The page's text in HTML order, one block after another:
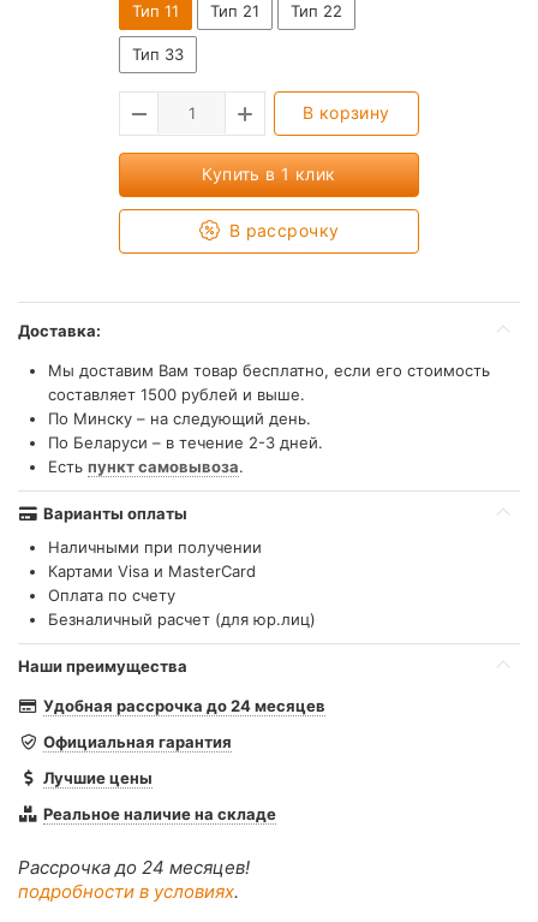
Тип 11
Тип 21 Тип 22
Тип 33
В корзину
Купить в 1 клик
В рассрочку
Доставка:
Мы доставим Вам товар бесплатно, если его стоимость
составляет 1500 рублей и выше.
По Минску – на следующий день.
По Беларуси – в течение 2-3 дней.
Есть пункт самовывоза.
Варианты оплаты
Наличными при получении
Картами Visa и MasterCard
Оплата по счету
Безналичный расчет (для юр.лиц)
Наши преимущества
Удобная рассрочка до 24 месяцев
Официальная гарантия
Лучшие цены
Реальное наличие на складе
Рассрочка до 24 месяцев!
подробности в условиях.